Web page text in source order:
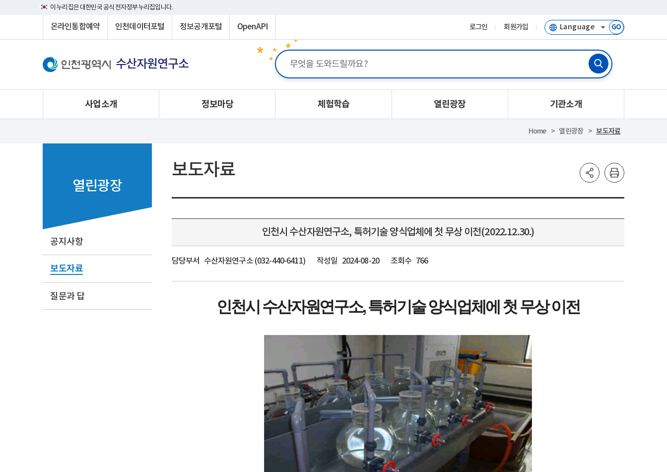
이 누리집은 대한민국 공식 전자정부 누리집입니다.
온라인통합예약 인천데이터포털 정보공개포털 OpenAPI 로그인 회원가입 GO
수산자원연구소
사업소개 정보마당 체험학습 열린광장 기관소개
Home 열린광장 보도자료
열린광장
공지사항
보도자료
질문과 답
보도자료
인천시 수산자원연구소, 특허기술 양식업체에 첫 무상 이전(2022.12.30.)
담당부서 수산자원연구소 (032-440-6411) 작성일 2024-08-20 조회수 766
인천시 수산자원연구소, 특허기술 양식업체에 첫 무상 이전